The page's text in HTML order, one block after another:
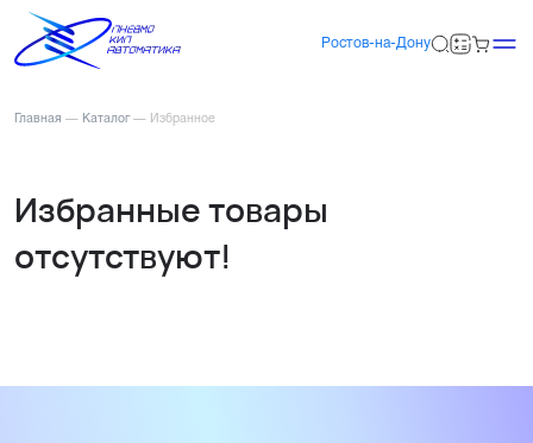
Ростов-на-Дону
Главная — Каталог — Избранное
Избранные товары
отсутствуют!